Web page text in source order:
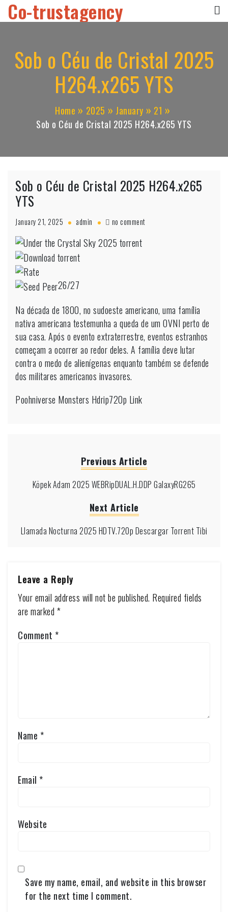
Skip
toCo-trustagency
Sob o Céu de Cristal 2025
H264.x265 YTS
Home 2025 January
21
Sob o Céu de Cristal 2025 H264.x265 YTS
Sob o Céu de Cristal 2025 H264.x265
YTS
January 21, 2025 admin no commenton
YTS
26/27
Na década de 1800, no sudoeste americano, uma família
nativa americana testemunha a queda de um OVNI perto de
sua casa. Após o evento extraterrestre, eventos estranhos
começam a ocorrer ao redor deles. A família deve lutar
contra o medo de alienígenas enquanto também se defende
dos militares americanos invasores.
Poohniverse Monsters Hdrip720p Link
Previous Article
Köpek Adam 2025 WEBRipDUAL.H.DDP GalaxyRG265
Next Article
Llamada Nocturna 2025 HDTV.720p Descargar Torrent Tibi
Leave a Reply
Your email address will not be published. Required fields
are marked *
Comment *
Name *
Email *
Website
Save my name, email, and website in this browser
for the next time I comment.